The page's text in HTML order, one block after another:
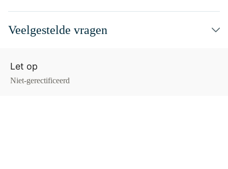
Veelgestelde vragen
Let op
Niet-gerectificeerd